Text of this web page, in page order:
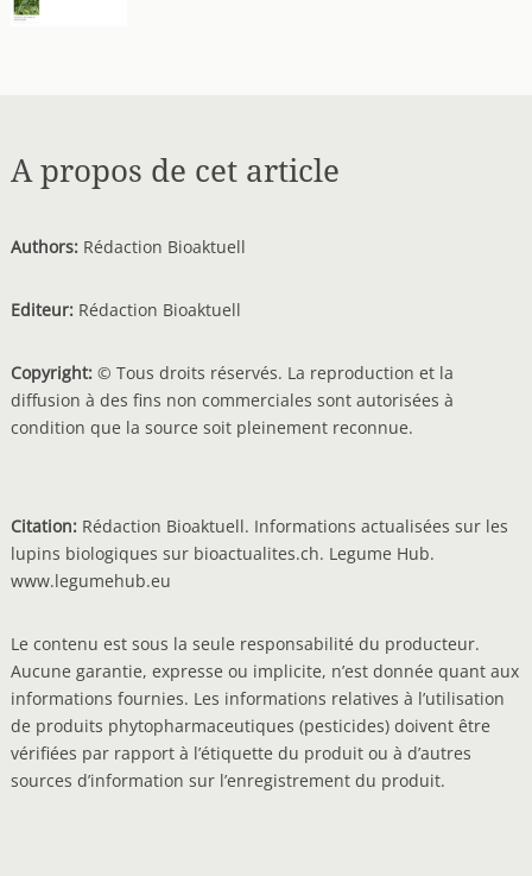
A propos de cet article
Authors: Rédaction Bioaktuell
Editeur: Rédaction Bioaktuell
Copyright:© Tous droits réservés. La reproduction et la
diffusion à des fins non commerciales sont autorisées à
condition que la source soit pleinement reconnue.
Citation: Rédaction Bioaktuell. Informations actualisées sur les
lupins biologiques sur bioactualites.ch. Legume Hub.
www.legumehub.eu
Le contenu est sous la seule responsabilité du producteur.
Aucune garantie, expresse ou implicite, n’est donnée quant aux
informations fournies. Les informations relatives à l’utilisation
de produits phytopharmaceutiques (pesticides) doivent être
vérifiées par rapport à l’étiquette du produit ou à d’autres
sources d’information sur l’enregistrement du produit.